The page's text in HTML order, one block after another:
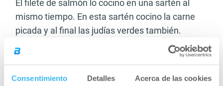
Consentimiento Detalles Acerca de las cookies
El filete de salmón lo cocino en una sartén al
mismo tiempo. En esta sartén cocino la carne
picada y al final las judías verdes también.
Medir y empaquetar
Ahora ya está todo listo. Las fiambreras hay que
llenarlas con la cantidad correcta y entonces se